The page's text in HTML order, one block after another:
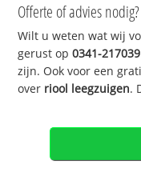
Offerte of advies nodig?
Wilt u weten wat wij
gerust op0341-217039
zijn. Ook voor een
over riool leegzuigen.